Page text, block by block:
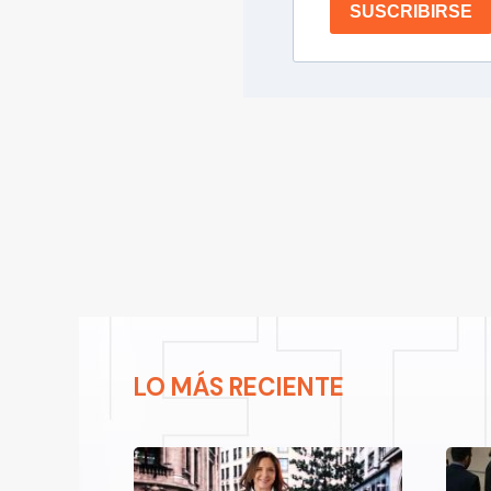
SUSCRIBIRSE
LO MÁS RECIENTE